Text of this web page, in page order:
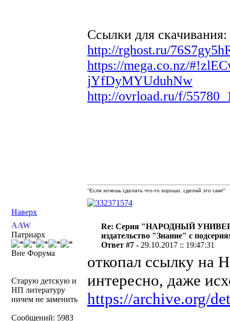
Ссылки для скачивания:
http://rghost.ru/
https://mega.co.nz/
jYfDyMYUduhNw
http://ovrload.ru/f/
Наверх
"Если хочешь сделать что-то хорошо, сделай это сам!"
AAW
Патриарх
Вне Форума
Старую детскую и
НП литературу
ничем не заменить
Сообщений: 5983
Re: Серия "НАРОДНЫЙ
издательство "Знание" с
Ответ #7 - 29.10.2017 :: 19:47:31
откопал ссылку на
интересно, даже
https://archive.org/